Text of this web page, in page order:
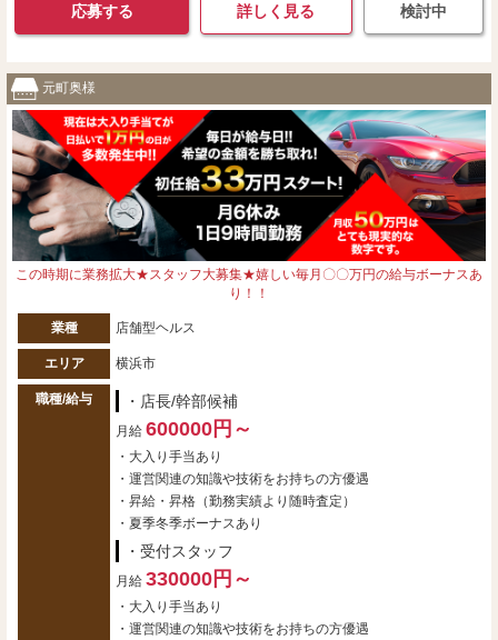
応募する 詳しく見る 検討中
元町奥様
この時期に業務拡大★スタッフ大募集★嬉しい毎月〇〇万円の給与ボーナスあ
り！！
業種 店舗型ヘルス
エリア 横浜市
職種/給与 ・店長/幹部候補
月給 600000円～
・大入り手当あり
・運営関連の知識や技術をお持ちの方優遇
・昇給・昇格（勤務実績より随時査定）
・夏季冬季ボーナスあり
・受付スタッフ
月給 330000円～
・大入り手当あり
・運営関連の知識や技術をお持ちの方優遇